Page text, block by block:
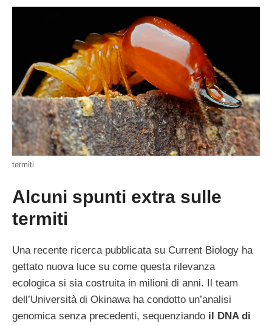
termiti
Alcuni spunti extra sulle
termiti
Una recente ricerca pubblicata su Current Biology ha
gettato nuova luce su come questa rilevanza
ecologica si sia costruita in milioni di anni. Il team
dell’Università di Okinawa ha condotto un’analisi
genomica senza precedenti, sequenziando il DNA di